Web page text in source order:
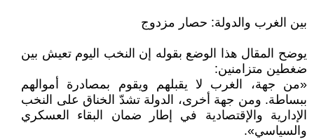
بين الغرب والدولة: حصار مزدوج
يوضح المقال هذا الوضع بقوله إن النخب اليوم تعيش بين
ضغطين متزامنين:
«من جهة، الغرب لا يقبلهم ويقوم بمصادرة أموالهم
ببساطة. ومن جهة أخرى، الدولة تشدّ الخناق على النخب
الإدارية والإقتصادية في إطار ضمان البقاء العسكري
والسياسي».